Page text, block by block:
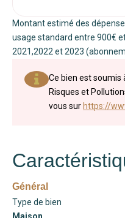
Montant estimé des
usage standard entre 900€
2021,2022 et 2023
Ce bien est soumis
Risques et
vous sur https://
Général
Type de bien